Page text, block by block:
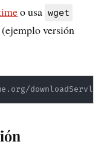
o usa wget
versión